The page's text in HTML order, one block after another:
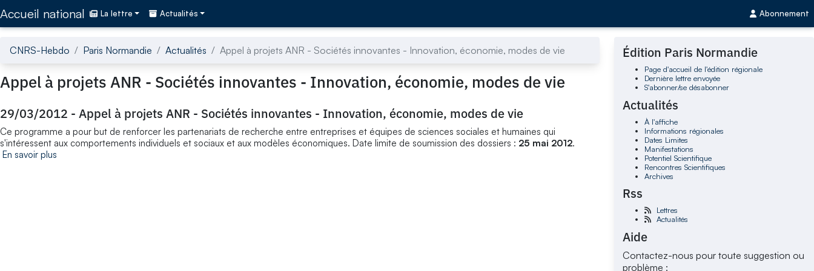
Accueil national La lettre Actualités Abonnement
CNRS-Hebdo Paris Normandie Actualités Appel à projets ANR - Sociétés innovantes - Innovation, économie, modes de vie
Appel à projets ANR - Sociétés innovantes - Innovation, économie, modes de vie
29/03/2012 - Appel à projets ANR - Sociétés innovantes - Innovation, économie, modes de vie
Ce programme a pour but de renforcer les partenariats de recherche entre entreprises et équipes de sciences sociales et humaines qui
s'intéressent aux comportements individuels et sociaux et aux modèles économiques. Date limite de soumission des dossiers : 25 mai 2012.
En savoir plus
Édition Paris Normandie
Page d'accueil de l'édition régionale
Dernière lettre envoyée
S'abonner/se désabonner
Actualités
À l'affiche
Informations régionales
Dates Limites
Manifestations
Potentiel Scientifique
Rencontres Scientifiques
Archives
Rss
Lettres
Actualités
Aide
Contactez-nous pour toute suggestion ou
problème :